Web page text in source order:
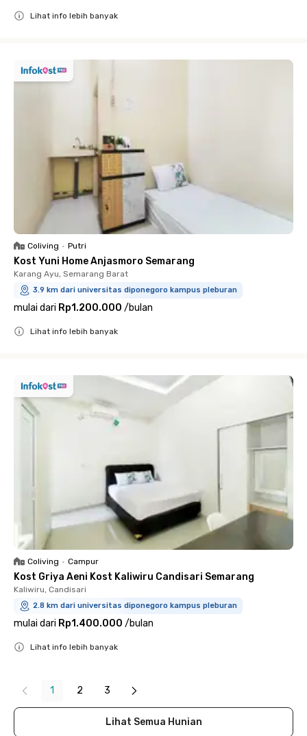
Lihat info lebih banyak
Coliving • Putri
Kost Yuni Home Anjasmoro Semarang
Karang Ayu, Semarang Barat
3.9 km dari universitas diponegoro kampus pleburan
mulai dari Rp1.200.000 /bulan
Lihat info lebih banyak
Coliving • Campur
Kost Griya Aeni Kost Kaliwiru Candisari Semarang
Kaliwiru, Candisari
2.8 km dari universitas diponegoro kampus pleburan
mulai dari Rp1.400.000 /bulan
Lihat info lebih banyak
1 2 3
Lihat Semua Hunian